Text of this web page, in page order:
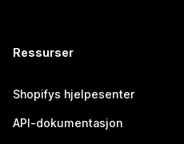
Ressurser
Shopifys hjelpesenter
API-dokumentasjon